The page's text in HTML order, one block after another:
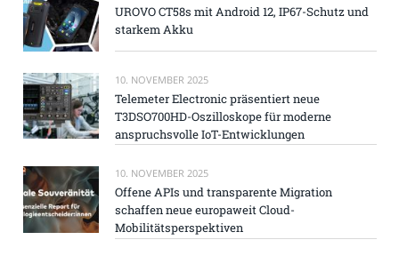
UROVO CT58s mit Android 12, IP67-Schutz und
starkem Akku
10. NOVEMBER 2025
Telemeter Electronic präsentiert neue
T3DSO700HD-Oszilloskope für moderne
anspruchsvolle IoT-Entwicklungen
10. NOVEMBER 2025
Offene APIs und transparente Migration
schaffen neue europaweit Cloud-
Mobilitätsperspektiven